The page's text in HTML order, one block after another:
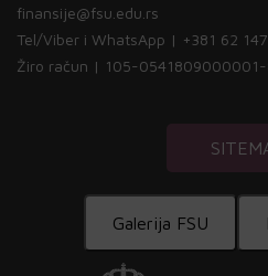
finansije@fsu.edu.rs
Tel/Viber i WhatsApp | +381 62
Žiro račun | 105-
Galerija FSU